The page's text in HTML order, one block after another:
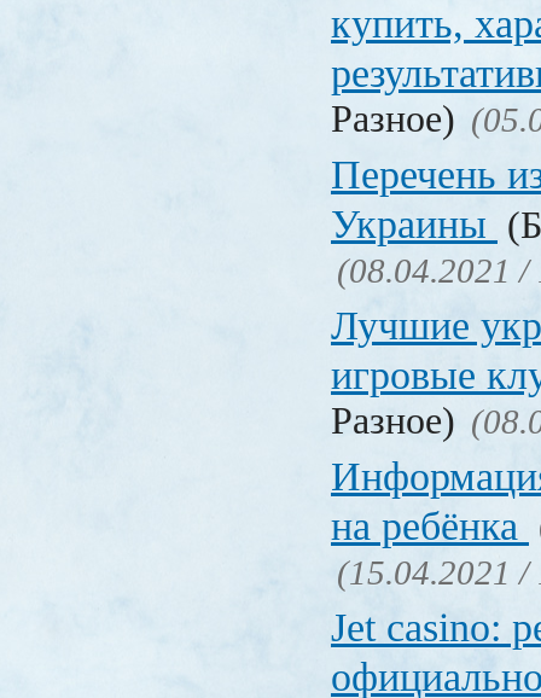
купить,
Разное)
Перечень
Украины
(08.04.2021 /
Лучшие
игровые
Разное)
на ребёнка
(15.04.2021 /
Jet casino: